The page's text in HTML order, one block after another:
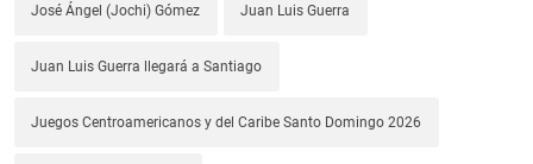
José Ángel (Jochi) Gómez Juan Luis Guerra
Juan Luis Guerra llegará a Santiago
Juegos Centroamericanos y del Caribe Santo Domingo 2026